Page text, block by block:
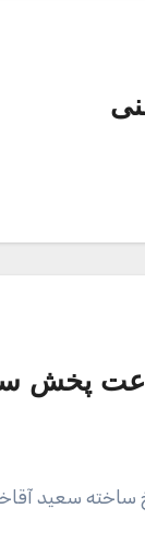
معرفی بازیگران، عوامل و زمان پخش نون